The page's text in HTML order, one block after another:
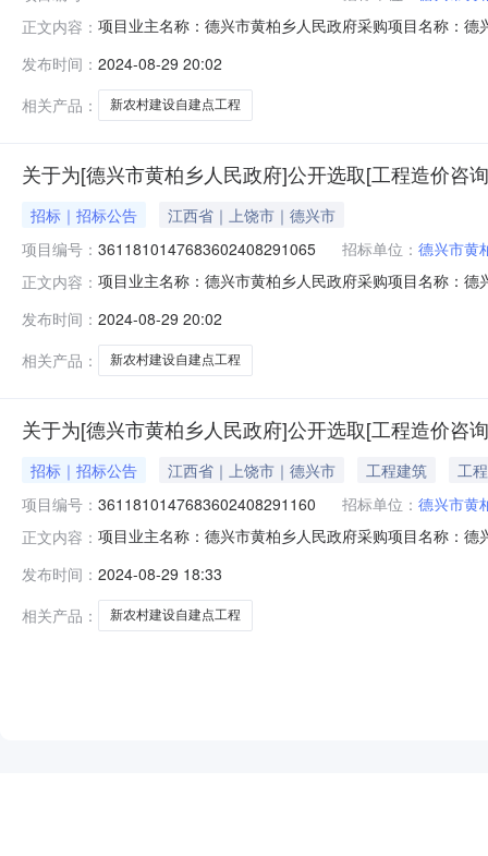
正文内容： 项目业主名称：德兴市黄柏乡人民政府采购项目名称：
工程造价报告书洽谈时间：3（个工作日）签订合同时间
有限公司,丰汇国际
发布时间： 2024-08-29 20:02
相关产品：
新农村建设自建点工程
关于为[德兴市黄柏乡人民政府]公开选取[工程造价咨
招标｜招标公告
江西省｜上饶市｜德兴市
项目编号： 3611810147683602408291065 招标单位： 德兴市黄
正文内容： 项目业主名称：德兴市黄柏乡人民政府采购项目名称：
工程造价报告书洽谈时间：3（个工作日）签订合同时间
司,上饶兴华工程
发布时间： 2024-08-29 20:02
相关产品：
新农村建设自建点工程
关于为[德兴市黄柏乡人民政府]公开选取[工程造价咨
招标｜招标公告 江西省｜上饶市｜德兴市 工程建筑
工程
项目编号： 3611810147683602408291160 招标单位： 德兴市黄
正文内容： 项目业主名称：德兴市黄柏乡人民政府采购项目名称：
工程造价报告书洽谈时间：3（个工作日）签订合同时间
公司,江西俊楠项
发布时间： 2024-08-29 18:33
相关产品：
新农村建设自建点工程